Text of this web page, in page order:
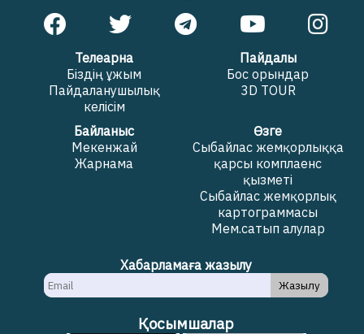
Телеарна
Біздің ұжым
Пайдаланушылық
келісім
Пайдалы
Бос орындар
3D TOUR
Байланыс
Мекенжай
Жарнама
Өзге
Сыбайлас жемқорлыққа
қарсы комплаенс
қызметі
Сыбайлас жемқорлық
картограммасы
Мем.сатып алулар
Хабарламаға жазылу
Жазылу
Қосымшалар